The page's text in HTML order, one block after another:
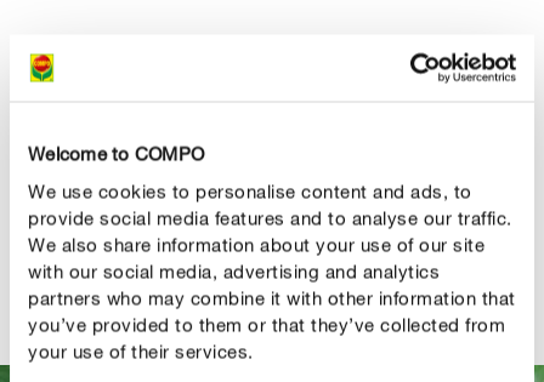
Welcome to COMPO
We use cookies to personalise content and ads, to
provide social media features and to analyse our traffic.
We also share information about your use of our site
with our social media, advertising and analytics
partners who may combine it with other information that
you’ve provided to them or that they’ve collected from
your use of their services.
DESCRIPTION DU PRODUIT
UTILISATION
DÉTAILS TECHNIQUES
DES QUESTIONS ? DEMANDEZ-NOUS !